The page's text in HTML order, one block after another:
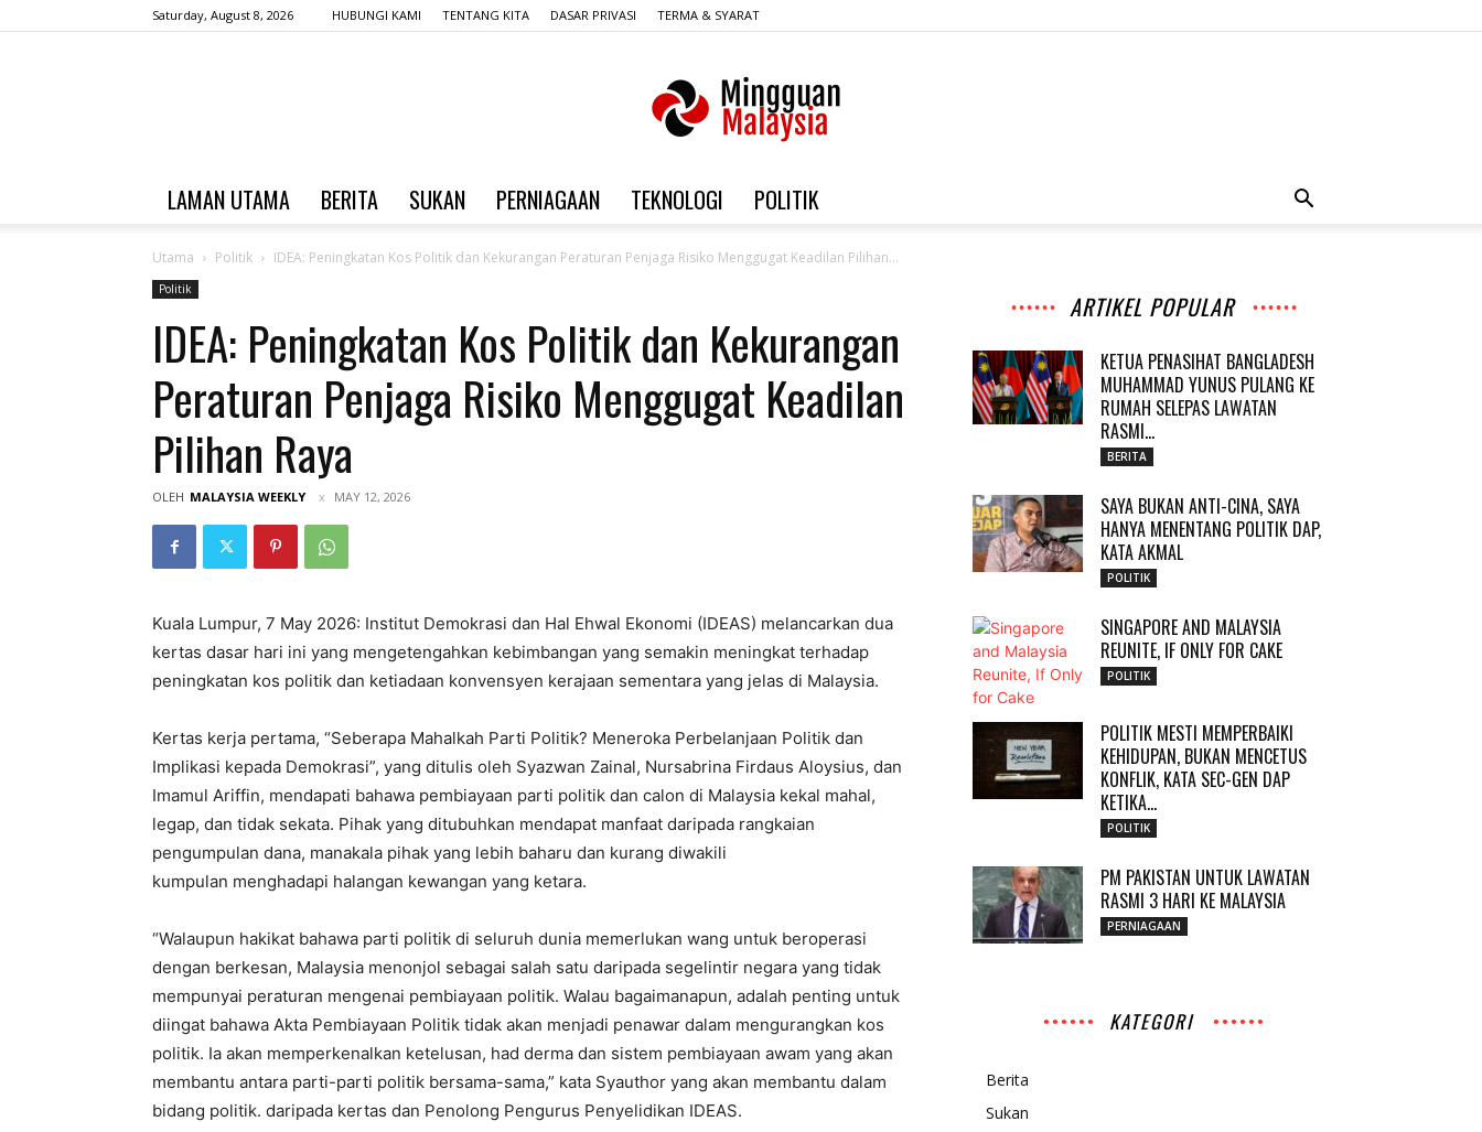
Saturday, August 8, 2026 HUBUNGI KAMI TENTANG KITA DASAR PRIVASI TERMA & SYARAT
Mingguan
Malaysia
LAMAN UTAMA BERITA SUKAN PERNIAGAAN TEKNOLOGI POLITIK
Utama Politik IDEA: Peningkatan Kos Politik dan Kekurangan Peraturan Penjaga Risiko Menggugat Keadilan Pilihan...
Politik
IDEA: Peningkatan Kos Politik dan Kekurangan
Peraturan Penjaga Risiko Menggugat Keadilan
Pilihan Raya
OLEH MALAYSIA WEEKLY MAY 12, 2026
Kuala Lumpur, 7 May 2026: Institut Demokrasi dan Hal Ehwal Ekonomi (IDEAS) melancarkan dua
kertas dasar hari ini yang mengetengahkan kebimbangan yang semakin meningkat terhadap
peningkatan kos politik dan ketiadaan konvensyen kerajaan sementara yang jelas di Malaysia.
Kertas kerja pertama, “Seberapa Mahalkah Parti Politik? Meneroka Perbelanjaan Politik dan
Implikasi kepada Demokrasi”, yang ditulis oleh Syazwan Zainal, Nursabrina Firdaus Aloysius, dan
Imamul Ariffin, mendapati bahawa pembiayaan parti politik dan calon di Malaysia kekal mahal,
legap, dan tidak sekata. Pihak yang ditubuhkan mendapat manfaat daripada rangkaian
pengumpulan dana, manakala pihak yang lebih baharu dan kurang diwakili
kumpulan menghadapi halangan kewangan yang ketara.
“Walaupun hakikat bahawa parti politik di seluruh dunia memerlukan wang untuk beroperasi
dengan berkesan, Malaysia menonjol sebagai salah satu daripada segelintir negara yang tidak
mempunyai peraturan mengenai pembiayaan politik. Walau bagaimanapun, adalah penting untuk
diingat bahawa Akta Pembiayaan Politik tidak akan menjadi penawar dalam mengurangkan kos
politik. Ia akan memperkenalkan ketelusan, had derma dan sistem pembiayaan awam yang akan
membantu antara parti-parti politik bersama-sama,” kata Syauthor yang akan membantu dalam
bidang politik. daripada kertas dan Penolong Pengurus Penyelidikan IDEAS.
ARTIKEL POPULAR
KETUA PENASIHAT BANGLADESH
MUHAMMAD YUNUS PULANG KE
RUMAH SELEPAS LAWATAN
RASMI...
BERITA
SAYA BUKAN ANTI-CINA, SAYA
HANYA MENENTANG POLITIK DAP,
KATA AKMAL
POLITIK
SINGAPORE AND MALAYSIA
REUNITE, IF ONLY FOR CAKE
POLITIK
POLITIK MESTI MEMPERBAIKI
KEHIDUPAN, BUKAN MENCETUS
KONFLIK, KATA SEC-GEN DAP
KETIKA...
POLITIK
PM PAKISTAN UNTUK LAWATAN
RASMI 3 HARI KE MALAYSIA
PERNIAGAAN
KATEGORI
Berita
Sukan